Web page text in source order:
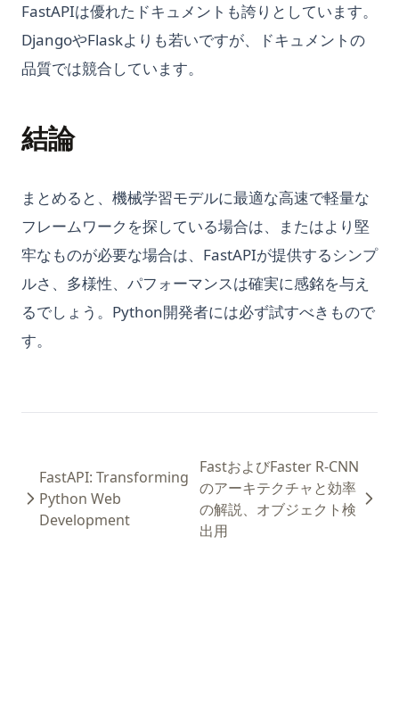
FastAPIは優れたドキュメントも誇りとしています。
DjangoやFlaskよりも若いですが、ドキュメントの
品質では競合しています。
結論
まとめると、機械学習モデルに最適な高速で軽量な
フレームワークを探している場合は、またはより堅
牢なものが必要な場合は、FastAPIが提供するシンプ
ルさ、多様性、パフォーマンスは確実に感銘を与え
るでしょう。Python開発者には必ず試すべきもので
す。
FastAPI: Transforming
Python Web
Development
FastおよびFaster R-CNN
のアーキテクチャと効率
の解説、オブジェクト検
出用